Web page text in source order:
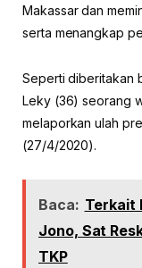
Makassar dan
serta menangkap
Seperti diberitakan
Leky (36) seorang
melaporkan ulah
(27/4/2020).
Baca: Terkait
Jono, Sat
TKP